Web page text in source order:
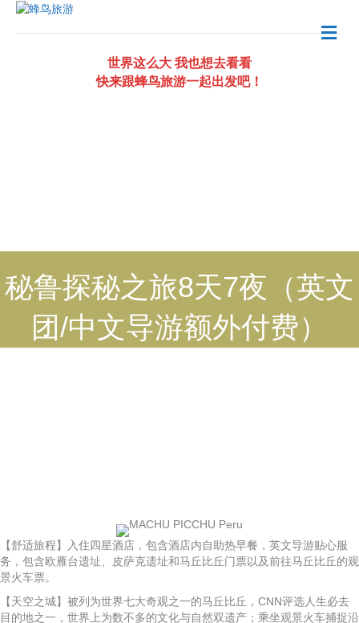
世界这么大 我也想去看看
快来跟蜂鸟旅游一起出发吧！
秘鲁探秘之旅8天7夜（英文
团/中文导游额外付费）
【舒适旅程】入住四星酒店，包含酒店内自助热早餐，英文导游贴心服
务，包含欧雁台遗址、皮萨克遗址和马丘比丘门票以及前往马丘比丘的观
景火车票。
【天空之城】被列为世界七大奇观之一的马丘比丘，CNN评选人生必去
目的地之一，世界上为数不多的文化与自然双遗产；乘坐观景火车捕捉沿